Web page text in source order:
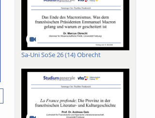
Sa-Uni SoSe 26 (14) Obrecht